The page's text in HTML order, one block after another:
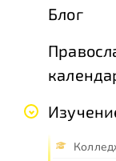
Блог